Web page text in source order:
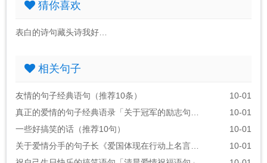
猜你喜欢
相关句子
友情的句子经典语句（推荐10条）
10-01
10-01
一些好搞笑的话（推荐10句）
10-01
10-01